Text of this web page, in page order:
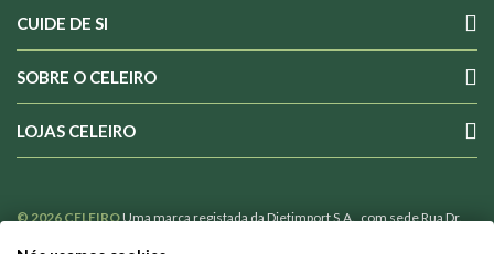
CUIDE DE SI
SOBRE O CELEIRO
LOJAS CELEIRO
© 2026 CELEIROUma marca registada da Dietimport S.A., com sede Rua Dr.